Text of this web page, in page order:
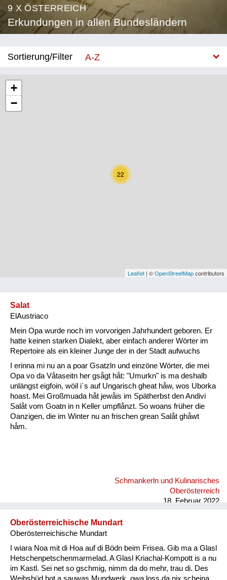
9 X ÖSTERREICH
Erkundungen in allen Bundesländern
Sortierung/Filter
A-Z
Niederösterreich
Oberösterreich
Vorarlberg
Natur und Landwirtschaft
Fluchen und Reden
Mensch, Tier und Alltag
Schmankerln und
Kulinarisches
22
+
−
Leaflet | ©OpenStreetMapcontributors
Salat
ElAustriaco
Mein Opa wurde noch im vorvorigen Jahrhundert geboren. Er
hatte keinen starken Dialekt, aber einfach anderer Wörter im
Repertoire als ein kleiner Junge der in der Stadt aufwuchs
I erinna mi nu an a poar Gsatzln und einzöne Wörter, die mei
Opa vo da Våtaseitn her gsågt håt: "Umurkn" is ma deshalb
unlängst eigfoin, wöil i´s auf Ungarisch gheat håw, wos Uborka
hoast. Mei Großmuada håt jewåis im Spätherbst den Andivi
Salåt vom Goatn in n Keller umpflånzt. So woans früher die
Oanzigen, die im Winter nu an frischen grean Salåt ghåwt
håm.
Schmankerln und Kulinarisches
Oberösterreich
18. Februar 2022
Oberösterreichische Mundart
Oberösterreichische Mundart
I wiara Noa mit di Hoa auf di Bödn beim Frisea. Gib ma a Glasl
Hetschenpetschenmarmelad. A Glasl Kriachal-Kompott is a nu
im Kastl. Sei net so gschmig, nimm da do mehr, trau di. Des